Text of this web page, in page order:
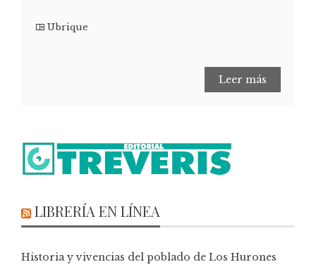
Ubrique
Leer más
LIBRERÍA EN LÍNEA
Historia y vivencias del poblado de Los Hurones